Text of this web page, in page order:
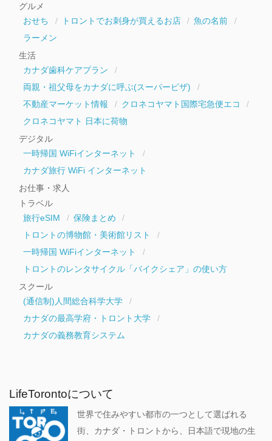
グルメ
おせち
トロントでお刺身が買えるお店
魚の名前
ラーメン
生活
カナダ歯科ケアプラン
両親・祖父母をカナダに呼ぶ(スーパービザ)
不動産マーケット情報
クロネコヤマト国際宅急便エコ
クロネコヤマト 日本に荷物
デジタル
一時帰国 WiFiインターネット
カナダ旅行 WiFi インターネット
お仕事・求人
トラベル
旅行eSIM
保険まとめ
トロントの博物館・美術館リスト
一時帰国 WiFiインターネット
トロントのレンタサイクル「バイクシェア」の使い方
スクール
(通信制)人間総合科学大学
カナダの最高学府・トロント大学
カナダの義務教育システム
LifeTorontoについて
世界で住みやすい都市の一つとして選ばれる
街、カナダ・トロントから、日本語で現地の生